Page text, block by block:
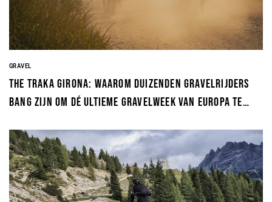
GRAVEL
The Traka Girona: waarom duizenden gravelrijders
bang zijn om dé ultieme gravelweek van Europa te